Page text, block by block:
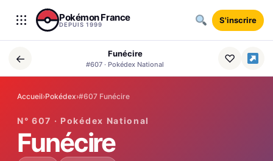
Aller au contenu
Pokémon France
DEPUIS 1999 S'inscrire
← Funécire
#607 · Pokédex National ♡
Accueil›Pokédex›#607 Funécire
N° 607 · Pokédex National
Funécire